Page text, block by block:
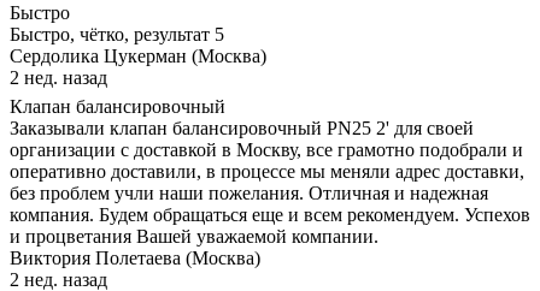
Быстро
Быстро, чётко, результат 5
Сердолика Цукерман (Москва)
2 нед. назад
Клапан балансировочный
Заказывали клапан балансировочный PN25 2' для своей
организации с доставкой в Москву, все грамотно подобрали и
оперативно доставили, в процессе мы меняли адрес доставки,
без проблем учли наши пожелания. Отличная и надежная
компания. Будем обращаться еще и всем рекомендуем. Успехов
и процветания Вашей уважаемой компании.
Виктория Полетаева (Москва)
2 нед. назад